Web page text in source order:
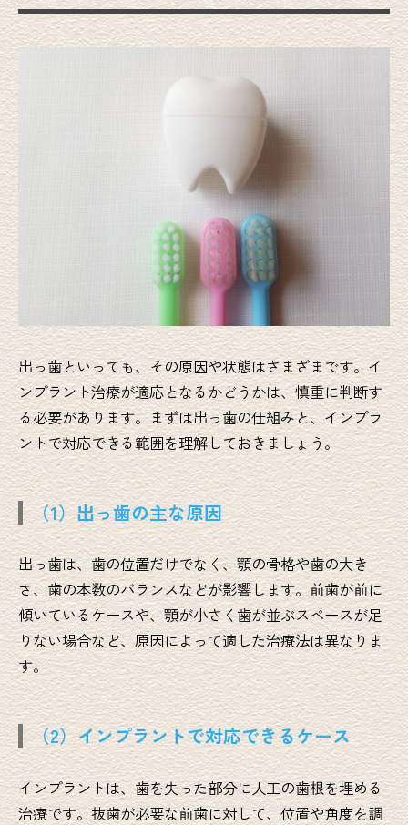
出っ歯といっても、その原因や状態はさまざまです。イ
ンプラント治療が適応となるかどうかは、慎重に判断す
る必要があります。まずは出っ歯の仕組みと、インプラ
ントで対応できる範囲を理解しておきましょう。
（1）出っ歯の主な原因
出っ歯は、歯の位置だけでなく、顎の骨格や歯の大き
さ、歯の本数のバランスなどが影響します。前歯が前に
傾いているケースや、顎が小さく歯が並ぶスペースが足
りない場合など、原因によって適した治療法は異なりま
す。
（2）インプラントで対応できるケース
インプラントは、歯を失った部分に人工の歯根を埋める
治療です。抜歯が必要な前歯に対して、位置や角度を調